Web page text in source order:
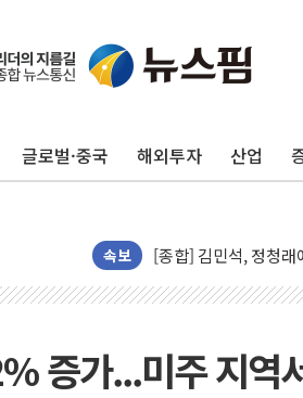
글로벌·중국 해외투자 산업
속보
포항시 재난예산 40
울진·영덕 '호우특보
인천 합동연설회 나
김민석, 2주차 제주·
[속보] 민주, 제주·인
[속보] 민주, 인천 경
증가...미주 지역